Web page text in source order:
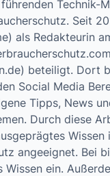
Zahlen
als diesen
für den Rest
Krankenkasse
Technik-
Seit
als Redakteurin
beteiligt. Dort
Social Media
Tipps, News
Durch diese
Wissen
angeeignet. Bei
Wissen ein.